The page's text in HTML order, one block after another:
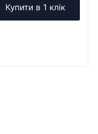
Купити в 1 клік